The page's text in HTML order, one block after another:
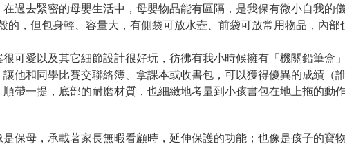
過去緊密的母嬰生活中，母嬰物品能有區隔，是我保有微小自我
，但包身輕、容量大，有側袋可放水壺、前袋可放常用物品，內
可愛以及其它細節設計很好玩，彷彿有我小時候擁有「機關鉛筆
他和同學比賽交聯絡簿、拿課本或收書包，可以獲得優異的成績
帶一提，底部的耐磨材質，也細緻地考量到小孩書包在地上拖的動作
保母，承載著家長無暇看顧時，延伸保護的功能；也像是孩子的寶